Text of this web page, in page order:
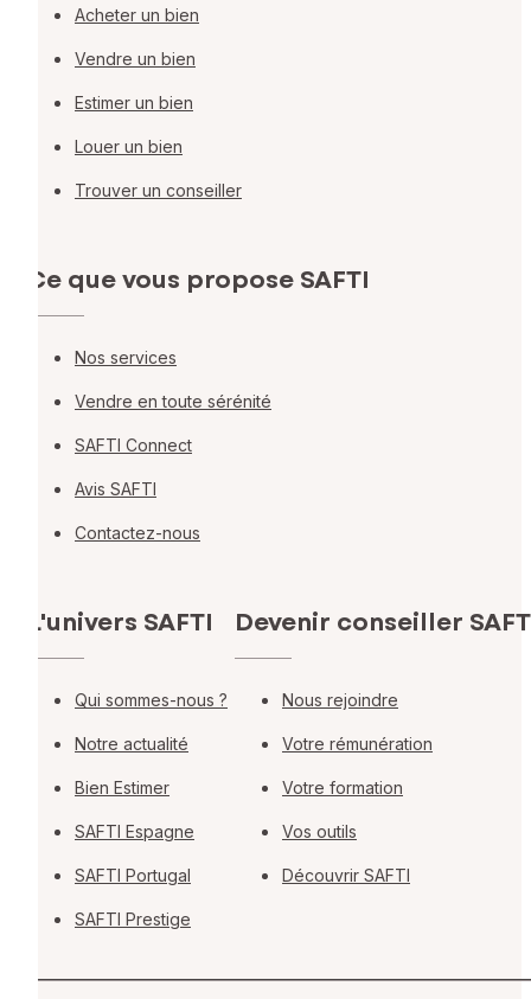
Acheter un bien
Vendre un bien
Estimer un bien
Louer un bien
Trouver un conseiller
Ce que vous propose SAFTI
Nos services
Vendre en toute sérénité
SAFTI Connect
Avis SAFTI
Contactez-nous
L'univers SAFTI
Qui sommes-nous ?
Notre actualité
Bien Estimer
SAFTI Espagne
SAFTI Portugal
SAFTI Prestige
Devenir conseiller
Nous rejoindre
Votre rémunération
Votre formation
Vos outils
Découvrir SAFTI